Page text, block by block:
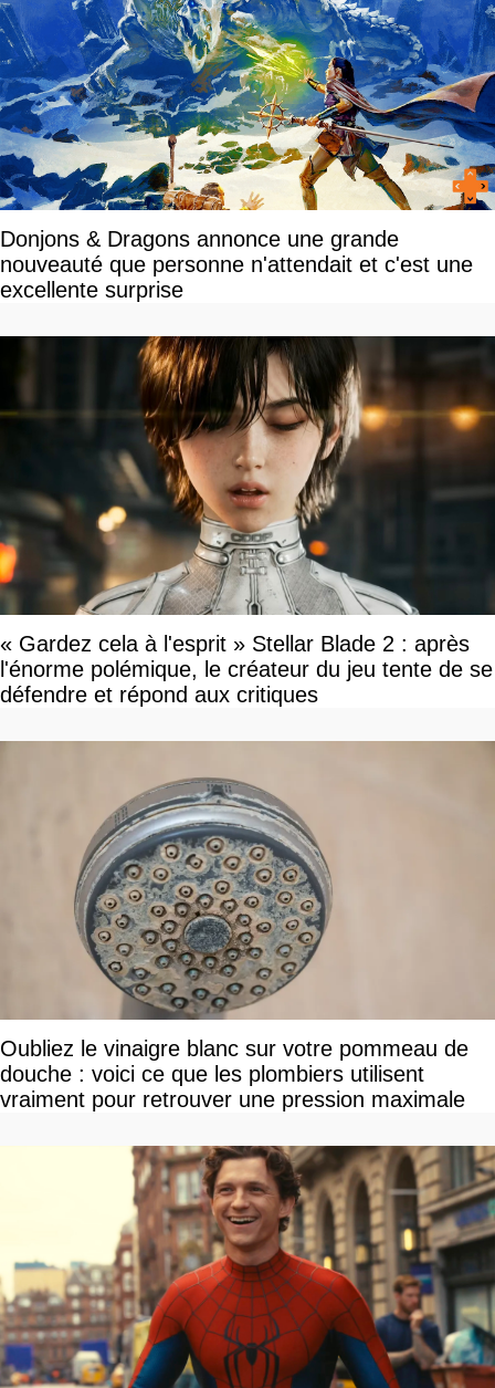
Donjons & Dragons annonce une grande
nouveauté que personne n'attendait et c'est une
excellente surprise
« Gardez cela à l'esprit » Stellar Blade 2 : après
l'énorme polémique, le créateur du jeu tente de se
défendre et répond aux critiques
Oubliez le vinaigre blanc sur votre pommeau de
douche : voici ce que les plombiers utilisent
vraiment pour retrouver une pression maximale